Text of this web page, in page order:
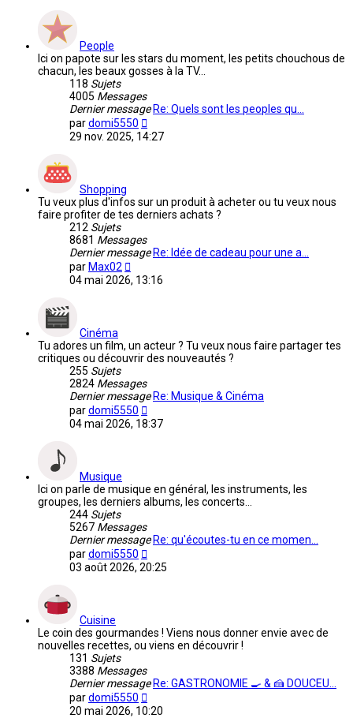
People
Ici on papote sur les stars du moment, les petits chouchous de
chacun, les beaux gosses à la TV...
118 Sujets
4005 Messages
Dernier messageRe: Quels sont les peoples qu…
pardomi5550
le
29 nov. 2025, 14:27
Shopping
Tu veux plus d'infos sur un produit à acheter ou tu veux nous
faire profiter de tes derniers achats ?
212 Sujets
8681 Messages
Dernier messageRe: Idée de cadeau pour une a…
parMax02
le
dernier
04 mai 2026, 13:16
Cinéma
Tu adores un film, un acteur ? Tu veux nous faire partager tes
critiques ou découvrir des nouveautés ?
255 Sujets
2824 Messages
Dernier messageRe: Musique & Cinéma
pardomi5550
le
04 mai 2026, 18:37
Musique
Ici on parle de musique en général, les instruments, les
groupes, les derniers albums, les concerts...
244 Sujets
5267 Messages
Dernier messageRe: qu'écoutes-tu en ce momen…
pardomi5550
le
03 août 2026, 20:25
Cuisine
Le coin des gourmandes ! Viens nous donner envie avec de
nouvelles recettes, ou viens en découvrir !
131 Sujets
3388 Messages
Dernier messageRe: GASTRONOMIE 🍳 & 🍰 DOUCEU…
pardomi5550
le
20 mai 2026, 10:20